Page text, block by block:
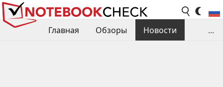
Главная Обзоры
Новости
...